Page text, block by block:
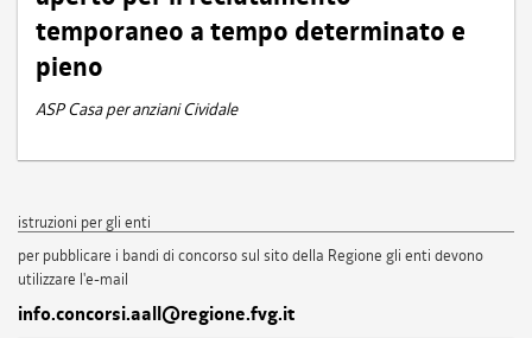
temporaneo a tempo determinato e
pieno
ASP Casa per anziani Cividale
istruzioni per gli enti
per pubblicare i bandi di concorso sul sito della Regione gli enti devono
utilizzare l'e-mail
info.concorsi.aall@regione.fvg.it